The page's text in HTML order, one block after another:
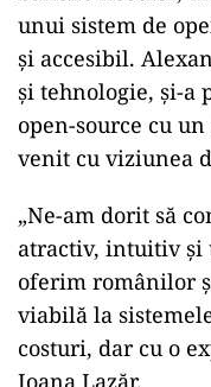
unui sistem de
și accesibil.
și tehnologie, și-a
open-source cu
venit cu viziunea
„Ne-am dorit să
atractiv, intuitiv și
oferim românilor
viabilă la
costuri, dar cu o